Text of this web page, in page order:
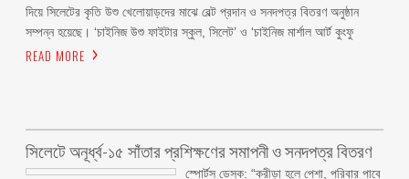
দিয়ে সিলেটের কৃতি উশু খেলোয়াড়দের মাঝে বেল্ট প্রদান ও সনদপত্র বিতরণ অনুষ্ঠান
সম্পন্ন হয়েছে। ‘চাইনিজ উশু ফাইটার স্কুল, সিলেট’ ও ‘চাইনিজ মার্শাল আর্ট কুংফু
READ MORE
সিলেটে অনূর্ধ্ব-১৫ সাঁতার প্রশিক্ষণের সমাপনী ও সনদপত্র বিতরণ
স্পোর্টস ডেস্ক: “ক্রীড়া হলে পেশা, পরিবার পাবে